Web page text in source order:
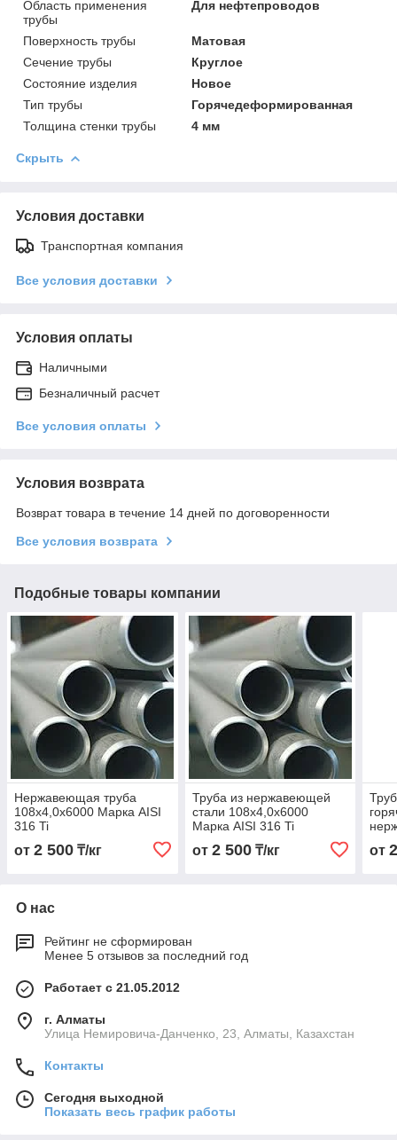
Область применения
трубы
Для нефтепроводов
Поверхность трубы
Матовая
Сечение трубы
Круглое
Состояние изделия
Новое
Тип трубы
Горячедеформированная
Толщина стенки трубы
4 мм
Скрыть
Условия доставки
Транспортная компания
Все условия доставки
Условия оплаты
Наличными
Безналичный расчет
Все условия оплаты
Условия возврата
Возврат товара в течение 14 дней по договоренности
Все условия возврата
Подобные товары компании
Нержавеющая труба
108х4,0х6000 Марка AISI
316 Ti
от 2 500 ₸/кг
Труба из нержавеющей
стали 108х4,0х6000
Марка AISI 316 Ti
от 2 500₸/кг
316
от
О нас
Рейтинг не сформирован
Менее 5 отзывов за последний год
Работает с 21.05.2012
г. Алматы
Улица Немировича-Данченко, 23, Алматы, Казахстан
Контакты
Сегодня выходной
Показать весь график работы